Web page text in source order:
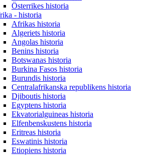
Österrikes historia
- historia
Afrikas historia
Algeriets historia
Angolas historia
Benins historia
Botswanas historia
Burkina Fasos historia
Burundis historia
Centralafrikanska republikens historia
Djiboutis historia
Egyptens historia
Ekvatorialguineas historia
Elfenbenskustens historia
Eritreas historia
Eswatinis historia
Etiopiens historia